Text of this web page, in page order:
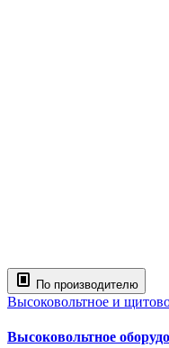
По производителю
Высоковольтное и
Высоковольтное